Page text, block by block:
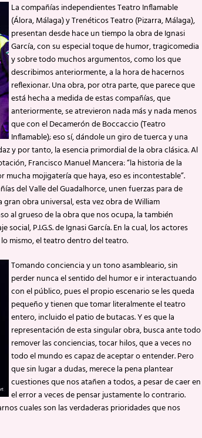
La compañías independientes Teatro Inflamable
(Álora, Málaga) y Trenéticos Teatro (Pizarra, Málaga),
presentan desde hace un tiempo la obra de Ignasi
García, con su especial toque de humor, tragicomedia
y sobre todo muchos argumentos, como los que
describimos anteriormente, a la hora de hacernos
reflexionar. Una obra, por otra parte, que parece que
está hecha a medida de estas compañías, que
anteriormente, se atrevieron nada más y nada menos
que con el Decamerón de Boccaccio (Teatro
Inflamable); eso sí, dándole un giro de tuerca y una
y por tanto, la esencia primordial de la obra clásica. Al
Francisco Manuel Mancera: “la historia de la
mojigatería que haya, eso es incontestable”.
del Valle del Guadalhorce, unen fuerzas para de
obra universal, esta vez obra de William
al grueso de la obra que nos ocupa, la también
P.I.G.S. de Ignasi García. En la cual, los actores
mismo, el teatro dentro del teatro.
Tomando conciencia y un tono asambleario, sin
perder nunca el sentido del humor e ir interactuando
con el público, pues el propio escenario se les queda
pequeño y tienen que tomar literalmente el teatro
entero, incluido el patio de butacas. Y es que la
representación de esta singular obra, busca ante todo
remover las conciencias, tocar hilos, que a veces no
todo el mundo es capaz de aceptar o entender. Pero
que sin lugar a dudas, merece la pena plantear
cuestiones que nos atañen a todos, a pesar de caer en
el error a veces de pensar justamente lo contrario.
cuales son las verdaderas prioridades que nos